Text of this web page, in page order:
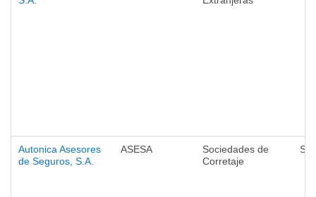
Autonica Asesores
de Seguros, S.A.
ASESA
Sociedades de
Corretaje